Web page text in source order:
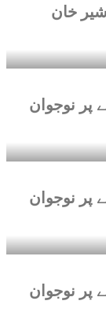
خان
پر نوجوان
پر نوجوان
پر نوجوان